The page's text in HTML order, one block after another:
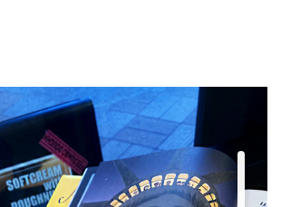
キャラとりどり漫画
昭和歌謡曲の万華(まんが)